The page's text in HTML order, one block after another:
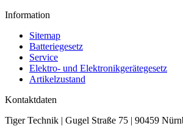
Information
Sitemap
Batteriegesetz
Service
Elektro- und Elektronikgerätegesetz
Artikelzustand
Kontaktdaten
Tiger Technik | Gugel Straße 75 | 90459